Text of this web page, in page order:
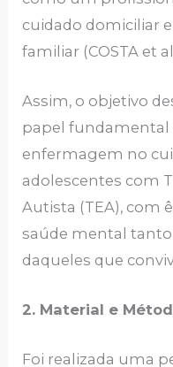
cuidado domiciliar
familiar (COSTA et
Assim, o objetivo
papel fundamental
enfermagem no
adolescentes com
Autista (TEA), com
saúde mental
daqueles que
2. Material e
Foi realizada uma